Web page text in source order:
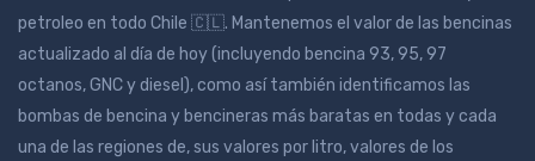
petroleo en todo Chile 🇨🇱. Mantenemos el valor de las bencinas
actualizado al día de hoy (incluyendo bencina 93, 95, 97
octanos, GNC y diesel), como así también identificamos las
bombas de bencina y bencineras más baratas en todas y cada
una de las regiones de, sus valores por litro, valores de los